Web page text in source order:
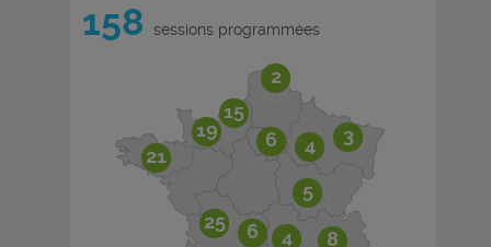
158 sessions programmées
4
19
5
21 4
15
6
6
3
2
25
8